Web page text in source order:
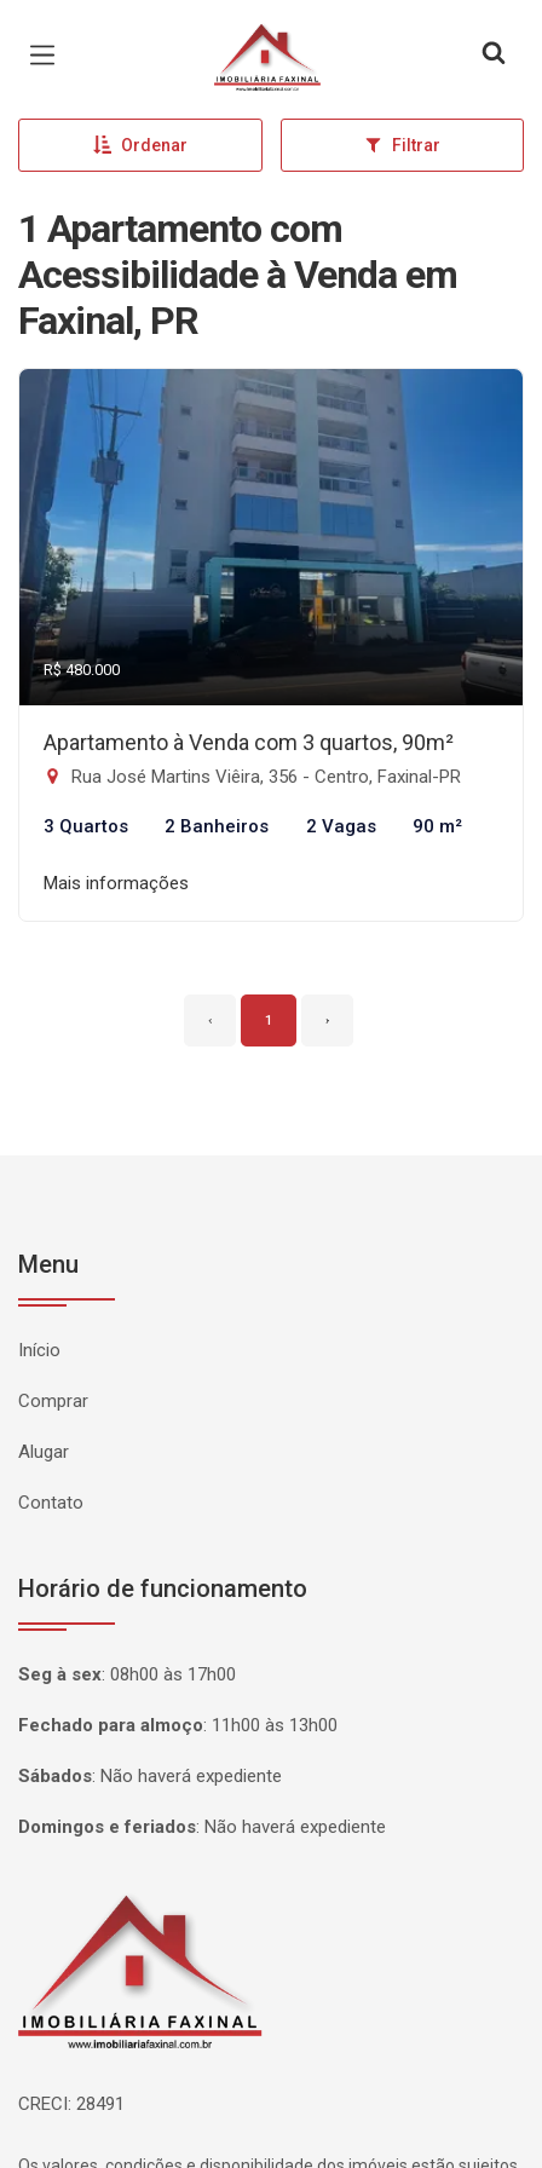
Página inicial
Ordenar Filtrar
1 Apartamento com
Acessibilidade à Venda em
Faxinal, PR
R$ 480.000
Apartamento à Venda com 3 quartos, 90m²
Rua José Martins Viêira, 356 - Centro, Faxinal-PR
3 Quartos 2 Banheiros 2 Vagas 90 m²
Mais informações
‹ 1 ›
Menu
Início
Comprar
Alugar
Contato
Horário de funcionamento
Seg à sex: 08h00 às 17h00
Fechado para almoço: 11h00 às 13h00
Sábados: Não haverá expediente
Domingos e feriados: Não haverá expediente
Página inicial
CRECI: 28491